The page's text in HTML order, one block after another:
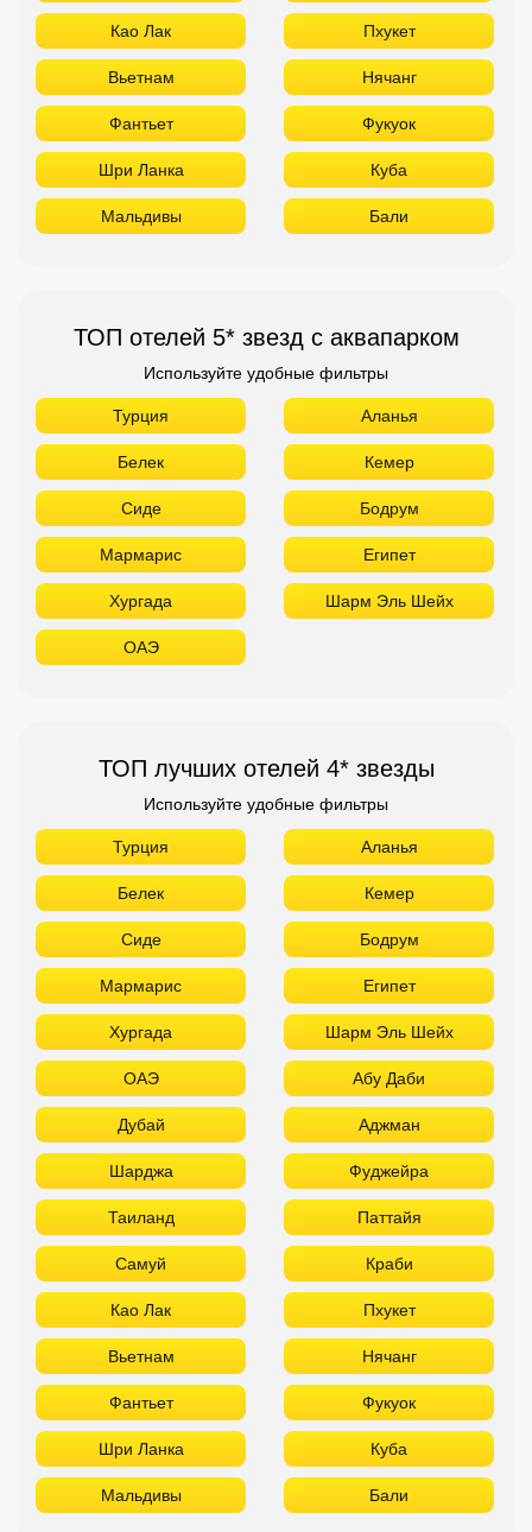
Као Лак Пхукет
Вьетнам Нячанг
Фантьет Фукуок
Шри Ланка Куба
Мальдивы Бали
ТОП отелей 5* звезд с аквапарком
Используйте удобные фильтры
Турция Аланья
Белек Кемер
Сиде Бодрум
Мармарис Египет
Хургада Шарм Эль Шейх
ОАЭ
ТОП лучших отелей 4* звезды
Используйте удобные фильтры
Турция Аланья
Белек Кемер
Сиде Бодрум
Мармарис Египет
Хургада Шарм Эль Шейх
ОАЭ Абу Даби
Дубай Аджман
Шарджа Фуджейра
Таиланд Паттайя
Самуй Краби
Као Лак Пхукет
Вьетнам Нячанг
Фантьет Фукуок
Шри Ланка Куба
Мальдивы Бали